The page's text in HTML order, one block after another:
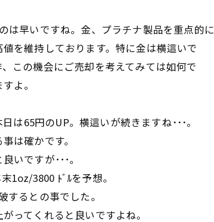
は早いですね。金、プラチナ製品を重点的に
を維持しております。特に金は横這いで
この機会にご売却を考えてみては如何で
よ。
は65円のUP。横這いが続きますね･･･。
は確かです。
いですが･･･。
1oz/3800 ﾄﾞﾙを予想。
するとの事でした。
ってくれると良いですよね。